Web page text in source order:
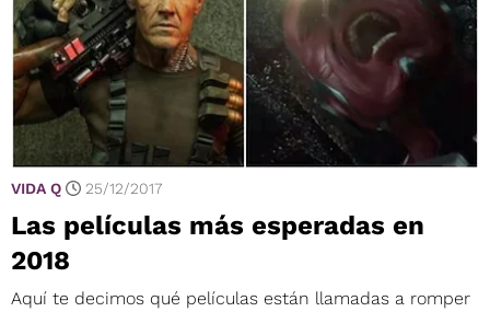
VIDA Q 25/12/2017
Las películas más esperadas en
2018
Aquí te decimos qué películas están llamadas a romper